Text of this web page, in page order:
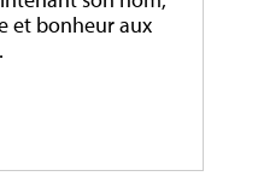
et bonheur aux